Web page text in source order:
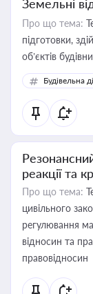
Земельні
Про що тема:
підготовки,
об’єктів
Будівельна
реакції та
Про що тема:
цивільного
регулювання
відносин та
правовідносин